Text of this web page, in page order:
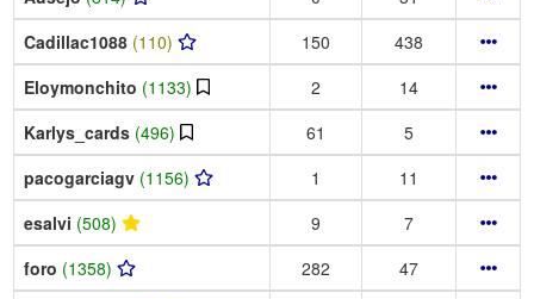
Cadillac1088 (110) 150
438
Eloymonchito (1133) 2
14
Karlys_cards (496) 61
5
pacogarciagv (1156) 1
11
esalvi (508) 9
7
foro (1358) 282
47